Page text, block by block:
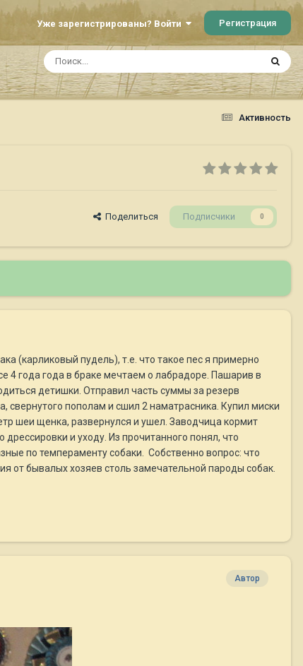
Уже зарегистрированы? Войти Регистрация
Активность
Поделиться Подписчики 0
(карликовый пудель), т.е. что такое пес я примерно
4 года года в браке мечтаем о лабрадоре. Пашарив в
детишки. Отправил часть суммы за резерв
свернутого пополам и сшил 2 наматрасника. Купил миски
шеи щенка, развернулся и ушел. Заводчица кормит
и уходу. Из прочитанного понял, что
по темпераменту собаки. Собственно вопрос: что
от бывалых хозяев столь замечательной пароды собак.
Автор